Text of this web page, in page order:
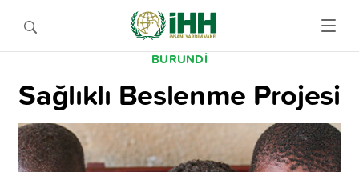
BURUNDI
Sağlıklı Beslenme Projesi